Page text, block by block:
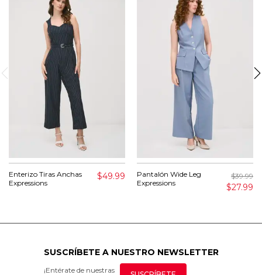
Enterizo Tiras Anchas
Expressions
$49.99
Pantalón Wide Leg
Expressions
$39.99
$27.99
SUSCRÍBETE A NUESTRO NEWSLETTER
¡Entérate de nuestras